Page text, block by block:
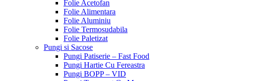
Folie Acetofan
Folie Alimentara
Folie Aluminiu
Folie Termosudabila
Folie Paletizat
Pungi si Sacose
Pungi Patiserie – Fast Food
Pungi Hartie Cu Fereastra
Pungi BOPP – VID